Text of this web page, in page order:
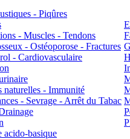
- Piqûres
- Muscles - Tendons
- Ostéoporose - Fractures
- Cardiovasculaire
naturelles - Immunité
- Sevrage - Arrêt du Tabac
acido-basique